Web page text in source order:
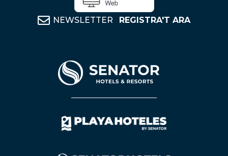
NEWSLETTER REGISTRA'T ARA